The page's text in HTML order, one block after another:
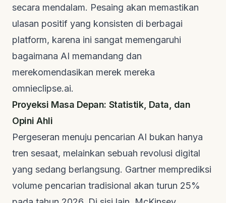
secara mendalam. Pesaing akan memastikan
ulasan positif yang konsisten di berbagai
platform, karena ini sangat memengaruhi
bagaimana AI memandang dan
merekomendasikan merek mereka
omnieclipse.ai.
Proyeksi Masa Depan: Statistik, Data, dan
Opini Ahli
Pergeseran menuju pencarian AI bukan hanya
tren sesaat, melainkan sebuah revolusi digital
yang sedang berlangsung. Gartner memprediksi
volume pencarian tradisional akan turun 25%